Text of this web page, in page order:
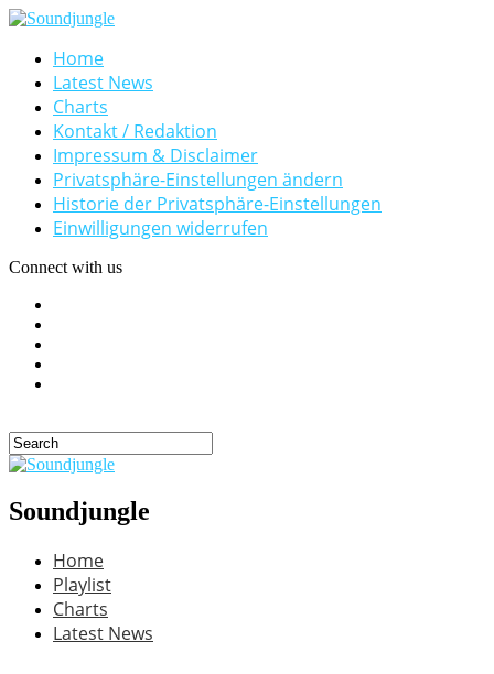
Home
Latest News
Charts
Kontakt / Redaktion
Impressum & Disclaimer
Privatsphäre-Einstellungen ändern
Historie der Privatsphäre-Einstellungen
Einwilligungen widerrufen
Connect with us
Soundjungle
Home
Playlist
Charts
Latest News